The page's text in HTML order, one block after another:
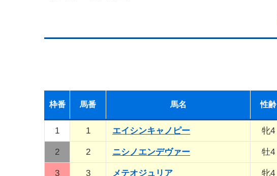
枠番 馬番 馬名 性齢
1 1 エイシンキャノピー 牝4
2 2 ニシノエンデヴァー 牡4
3 3 メテオジュリア 牝4